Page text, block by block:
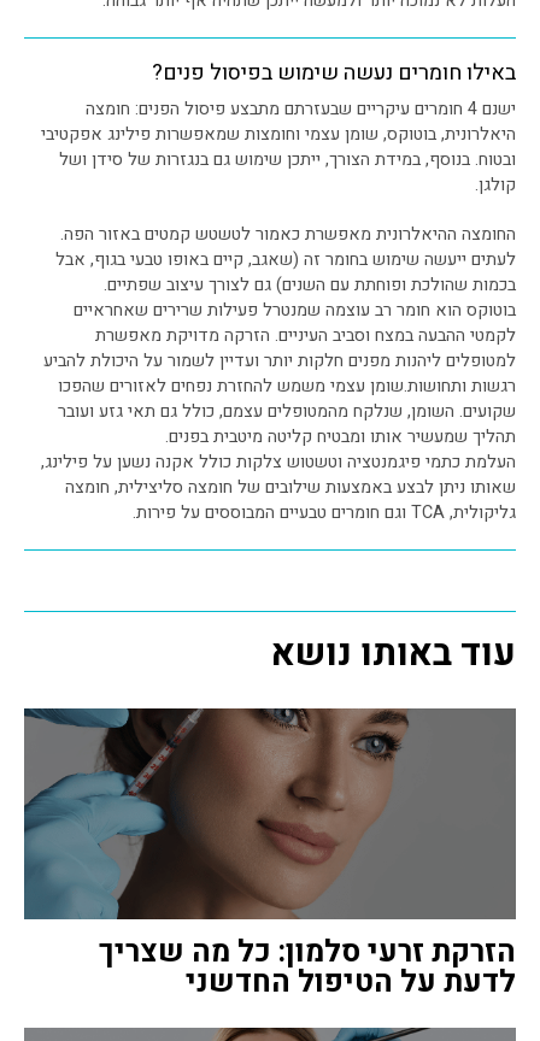
באילו חומרים נעשה שימוש בפיסול פנים?
ישנם 4 חומרים עיקריים שבעזרתם מתבצע פיסול הפנים: חומצה
היאלרונית, בוטוקס, שומן עצמי וחומצות שמאפשרות פילינג אפקטיבי
ובטוח. בנוסף, במידת הצורך, ייתכן שימוש גם בנגזרות של סידן ושל
קולגן.
החומצה ההיאלרונית מאפשרת כאמור לטשטש קמטים באזור הפה.
לעתים ייעשה שימוש בחומר זה (שאגב, קיים באופו טבעי בגוף, אבל
בכמות שהולכת ופוחתת עם השנים) גם לצורך עיצוב שפתיים.
בוטוקס הוא חומר רב עוצמה שמנטרל פעילות שרירים שאחראיים
לקמטי ההבעה במצח וסביב העיניים. הזרקה מדויקת מאפשרת
למטופלים ליהנות מפנים חלקות יותר ועדיין לשמור על היכולת להביע
רגשות ותחושות.שומן עצמי משמש להחזרת נפחים לאזורים שהפכו
שקועים. השומן, שנלקח מהמטופלים עצמם, כולל גם תאי גזע ועובר
תהליך שמעשיר אותו ומבטיח קליטה מיטבית בפנים.
העלמת כתמי פיגמנטציה וטשטוש צלקות כולל אקנה נשען על פילינג,
שאותו ניתן לבצע באמצעות שילובים של חומצה סליצילית, חומצה
גליקולית, TCA וגם חומרים טבעיים המבוססים על פירות.
עוד באותו נושא
הזרקת זרעי סלמון: כל מה שצריך
לדעת על הטיפול החדשני